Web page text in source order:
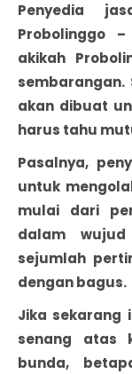
Penyedia
Probolinggo –
akikah
sembarangan.
akan dibuat
harus tahu
Pasalnya,
untuk
mulai dari
dalam
sejumlah
dengan bagus.
Jika sekarang
senang atas
bunda,